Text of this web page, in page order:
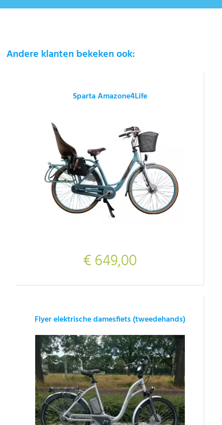
Andere klanten bekeken ook:
Sparta Amazone4Life
€ 649,00
Flyer elektrische damesfiets (tweedehands)